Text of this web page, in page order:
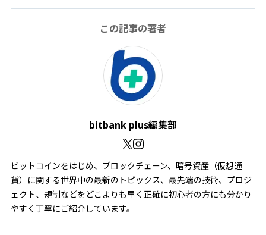
この記事の著者
bitbank plus編集部
ビットコインをはじめ、ブロックチェーン、暗号資産（仮想通
貨）に関する世界中の最新のトピックス、最先端の技術、プロジ
ェクト、規制などをどこよりも早く正確に初心者の方にも分かり
やすく丁寧にご紹介しています。